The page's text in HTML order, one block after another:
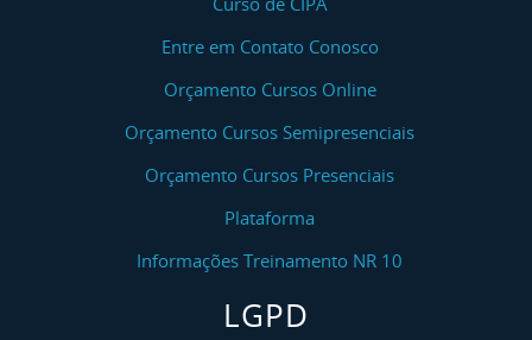
Entre em Contato Conosco
Orçamento Cursos Online
Orçamento Cursos Semipresenciais
Orçamento Cursos Presenciais
Plataforma
Informações Treinamento NR 10
LGPD